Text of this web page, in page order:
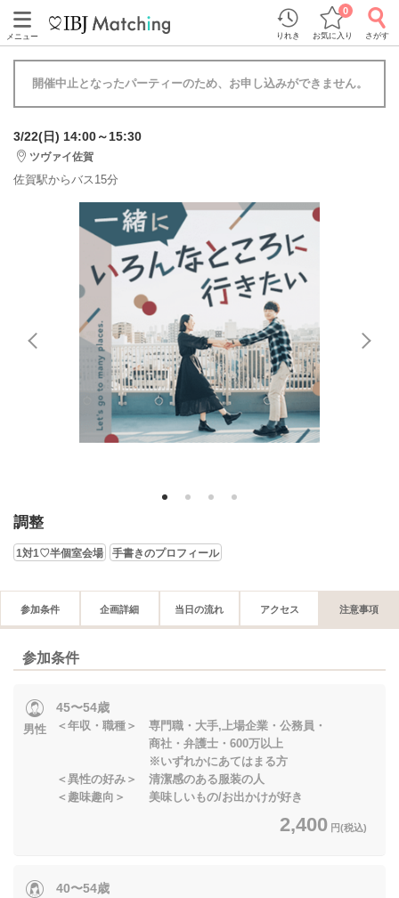
メニュー りれき お気に入り
0
さがす
開催中止となったパーティーのため、お申し込みができません。
3/22(日) 14:00～15:30
ツヴァイ佐賀
佐賀駅からバス15分
1 2 3 4
調整
1対1♡半個室会場 手書きのプロフィール
参加条件 企画詳細 当日の流れ アクセス 注意事項
参加条件
男性
45〜54歳
＜年収・職種＞ 専門職・大手,上場企業・公務員・
商社・弁護士・600万以上
※いずれかにあてはまる方
＜異性の好み＞ 清潔感のある服装の人
＜趣味趣向＞ 美味しいもの/お出かけが好き
2,400 円(税込)
40〜54歳